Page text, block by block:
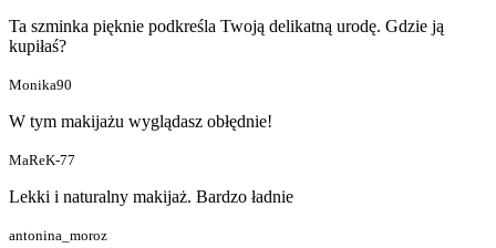
Ta szminka pięknie podkreśla Twoją delikatną urodę. Gdzie ją
kupiłaś?
Monika90
W tym makijażu wyglądasz obłędnie!
MaReK-77
Lekki i naturalny makijaż. Bardzo ładnie
antonina_moroz